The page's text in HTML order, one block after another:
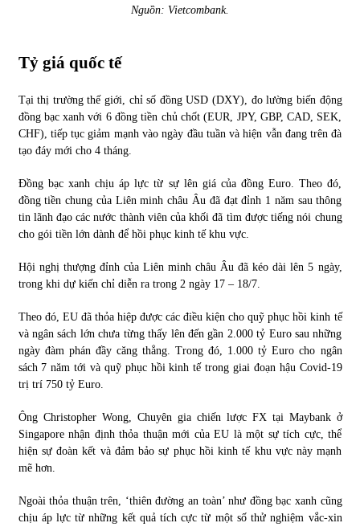
Nguồn: Vietcombank.
Tỷ giá quốc tế
Tại thị trường thế giới, chỉ số đồng USD (DXY), đo lường biến động
đồng bạc xanh với 6 đồng tiền chủ chốt (EUR, JPY, GBP, CAD, SEK,
CHF), tiếp tục giảm mạnh vào ngày đầu tuần và hiện vẫn đang trên đà
tạo đáy mới cho 4 tháng.
Đồng bạc xanh chịu áp lực từ sự lên giá của đồng Euro. Theo đó,
đồng tiền chung của Liên minh châu Âu đã đạt đỉnh 1 năm sau thông
tin lãnh đạo các nước thành viên của khối đã tìm được tiếng nói chung
cho gói tiền lớn dành để hồi phục kinh tế khu vực.
Hội nghị thượng đỉnh của Liên minh châu Âu đã kéo dài lên 5 ngày,
trong khi dự kiến chỉ diễn ra trong 2 ngày 17 – 18/7.
Theo đó, EU đã thỏa hiệp được các điều kiện cho quỹ phục hồi kinh tế
và ngân sách lớn chưa từng thấy lên đến gần 2.000 tỷ Euro sau những
ngày đàm phán đầy căng thẳng. Trong đó, 1.000 tỷ Euro cho ngân
sách 7 năm tới và quỹ phục hồi kinh tế trong giai đoạn hậu Covid-19
trị trí 750 tỷ Euro.
Ông Christopher Wong, Chuyên gia chiến lược FX tại Maybank ở
Singapore nhận định thỏa thuận mới của EU là một sự tích cực, thể
hiện sự đoàn kết và đảm bảo sự phục hồi kinh tế khu vực này mạnh
mẽ hơn.
Ngoài thỏa thuận trên, ‘thiên đường an toàn’ như đồng bạc xanh cũng
chịu áp lực từ những kết quả tích cực từ một số thử nghiệm vắc-xin